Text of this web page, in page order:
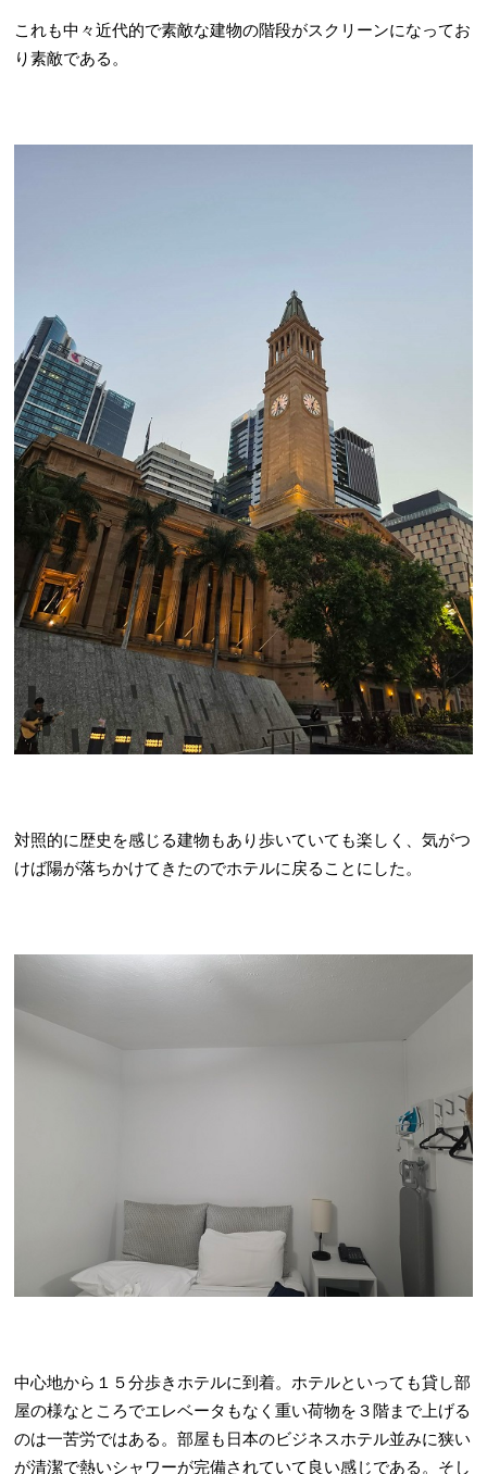
これも中々近代的で素敵な建物の階段がスクリーンになってお
り素敵である。
対照的に歴史を感じる建物もあり歩いていても楽しく、気がつ
けば陽が落ちかけてきたのでホテルに戻ることにした。
中心地から１５分歩きホテルに到着。ホテルといっても貸し部
屋の様なところでエレベータもなく重い荷物を３階まで上げる
のは一苦労ではある。部屋も日本のビジネスホテル並みに狭い
が清潔で熱いシャワーが完備されていて良い感じである。そし